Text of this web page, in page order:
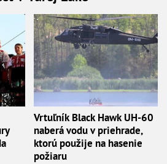
Vrtuľník Black Hawk UH-60
naberá vodu v priehrade,
ktorú použije na hasenie
požiaru